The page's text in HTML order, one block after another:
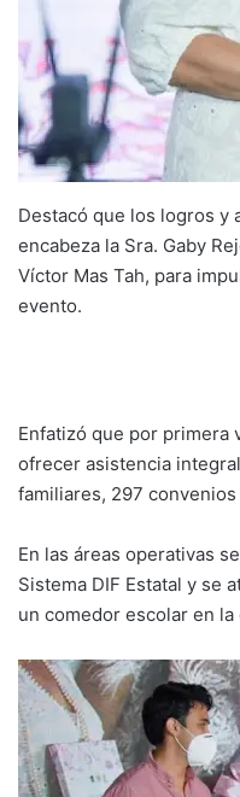
Destacó que los logros y
encabeza la Sra. Gaby
Víctor Mas Tah, para
evento.
Enfatizó que por primera
ofrecer asistencia
familiares, 297
En las áreas operativas
Sistema DIF Estatal y se
un comedor escolar en